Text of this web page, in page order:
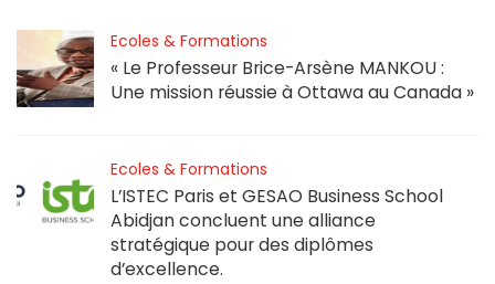
Ecoles & Formations
« Le Professeur Brice-Arsène MANKOU :
Une mission réussie à Ottawa au Canada »
Ecoles & Formations
L’ISTEC Paris et GESAO Business School
Abidjan concluent une alliance
stratégique pour des diplômes
d’excellence.